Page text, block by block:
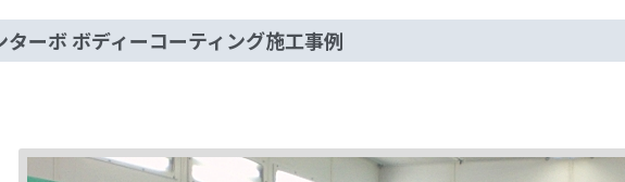
ターボ ボディーコーティング施工事例